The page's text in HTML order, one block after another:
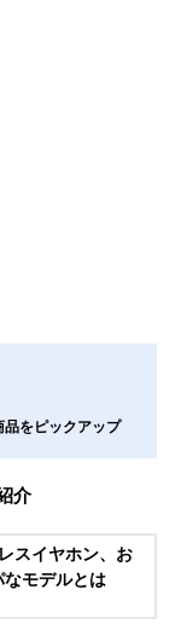
をピックアップ
介
スイヤホン、お
モデルとは